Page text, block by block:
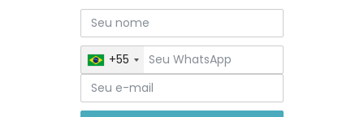
+55